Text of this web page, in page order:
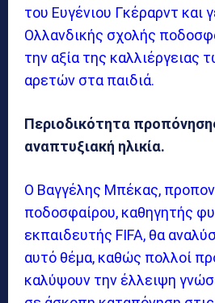
του Ευγένιου Γκέραρντ και
Ολλανδικής σχολής
την αξία της καλλιέργειας
αρετών στα παιδιά.
Περιοδικότητα
αναπτυξιακή ηλικία.
Ο Βαγγέλης Μπέκας,
ποδοσφαίρου, καθηγητής
εκπαιδευτής FIFA, θα
αυτό θέμα, καθώς πολλοί
καλύψουν την έλλειψη